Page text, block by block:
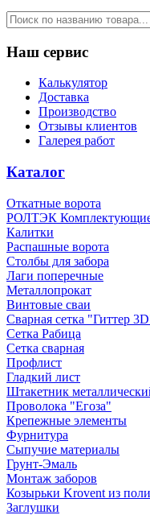
Наш сервис
Калькулятор
Доставка
Производство
Отзывы клиентов
Галерея работ
Каталог
Откатные ворота
РОЛТЭК Комплектующие
Калитки
Распашные ворота
Столбы для забора
Лаги поперечные
Металлопрокат
Винтовые сваи
Сварная сетка "Гиттер
Сетка Рабица
Сетка сварная
Профлист
Гладкий лист
Штакетник
Проволока "Егоза"
Крепежные элементы
Фурнитура
Сыпучие материалы
Грунт-Эмаль
Монтаж заборов
Козырьки Krovent из
Заглушки